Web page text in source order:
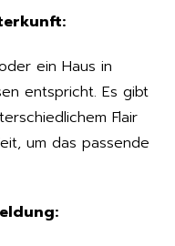
ein Haus in
entspricht. Es gibt
Flair
um das passende